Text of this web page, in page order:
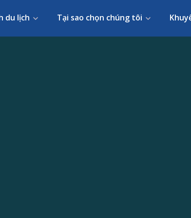
du lịch Tại sao chọn chúng tôi